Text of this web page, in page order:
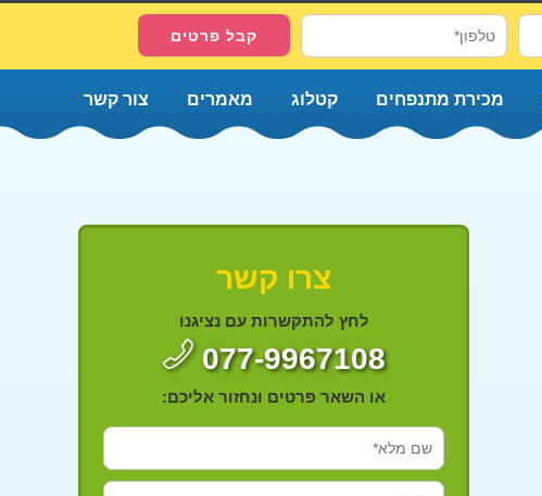
מכירת מתנפחים קטלוג מאמרים צור קשר
צרו קשר
לחץ להתקשרות עם נציגנו
077-9967108
או השאר פרטים ונחזור אליכם: